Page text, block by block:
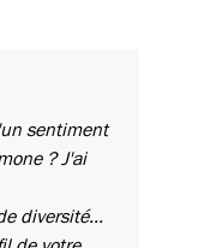
sentiment
? J'ai
diversité...